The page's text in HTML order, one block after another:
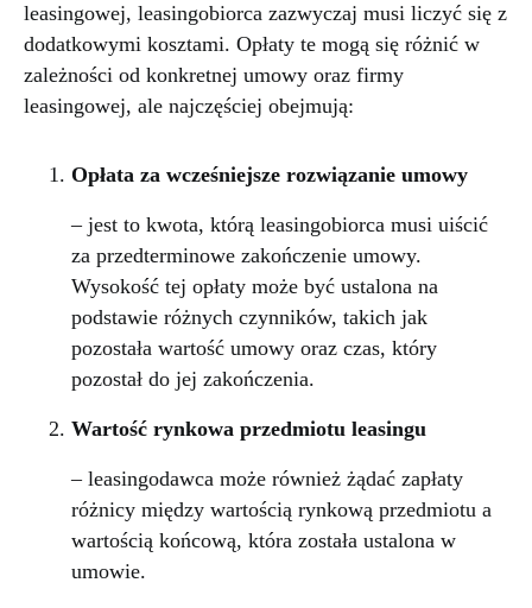
leasingowej, leasingobiorca zazwyczaj musi liczyć się z
dodatkowymi kosztami. Opłaty te mogą się różnić w
zależności od konkretnej umowy oraz firmy
leasingowej, ale najczęściej obejmują:
Opłata za wcześniejsze rozwiązanie umowy
– jest to kwota, którą leasingobiorca musi uiścić
za przedterminowe zakończenie umowy.
Wysokość tej opłaty może być ustalona na
podstawie różnych czynników, takich jak
pozostała wartość umowy oraz czas, który
pozostał do jej zakończenia.
Wartość rynkowa przedmiotu leasingu
– leasingodawca może również żądać zapłaty
różnicy między wartością rynkową przedmiotu a
wartością końcową, która została ustalona w
umowie.